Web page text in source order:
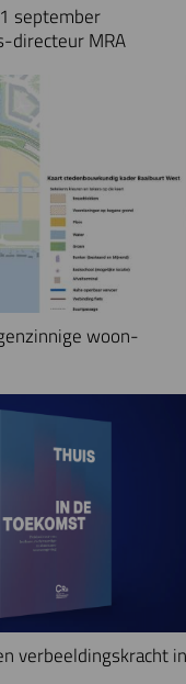
september
directeur MRA
woon-
verbeeldingskracht in